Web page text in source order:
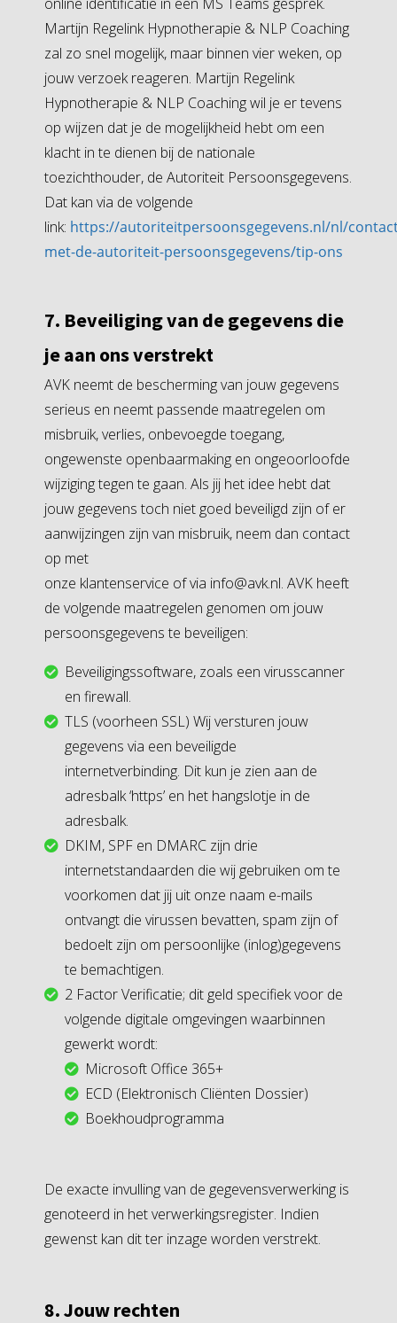
Martijn Regelink Hypnotherapie & NLP Coaching
zal zo snel mogelijk, maar binnen vier weken, op
jouw verzoek reageren. Martijn Regelink
Hypnotherapie & NLP Coaching wil je er tevens
op wijzen dat je de mogelijkheid hebt om een
klacht in te dienen bij de nationale
toezichthouder, de Autoriteit Persoonsgegevens.
Dat kan via de volgende
link: https://autoriteitpersoonsgegevens.nl/nl/
met-de-autoriteit-persoonsgegevens/tip-ons
7. Beveiliging van de gegevens die
je aan ons verstrekt
AVK neemt de bescherming van jouw gegevens
serieus en neemt passende maatregelen om
misbruik, verlies, onbevoegde toegang,
ongewenste openbaarmaking en ongeoorloofde
wijziging tegen te gaan. Als jij het idee hebt dat
jouw gegevens toch niet goed beveiligd zijn of er
aanwijzingen zijn van misbruik, neem dan contact
op met
onze klantenservice of via info@avk.nl. AVK heeft
de volgende maatregelen genomen om jouw
persoonsgegevens te beveiligen:
Beveiligingssoftware, zoals een virusscanner
en firewall.
TLS (voorheen SSL) Wij versturen jouw
gegevens via een beveiligde
internetverbinding. Dit kun je zien aan de
adresbalk ‘https’ en het hangslotje in de
adresbalk.
DKIM, SPF en DMARC zijn drie
internetstandaarden die wij gebruiken om te
voorkomen dat jij uit onze naam e-mails
ontvangt die virussen bevatten, spam zijn of
bedoelt zijn om persoonlijke (inlog)gegevens
te bemachtigen.
2 Factor Verificatie; dit geld specifiek voor de
volgende digitale omgevingen waarbinnen
gewerkt wordt:
Microsoft Office 365+
ECD (Elektronisch Cliënten Dossier)
Boekhoudprogramma
De exacte invulling van de gegevensverwerking is
genoteerd in het verwerkingsregister. Indien
gewenst kan dit ter inzage worden verstrekt.
8. Jouw rechten